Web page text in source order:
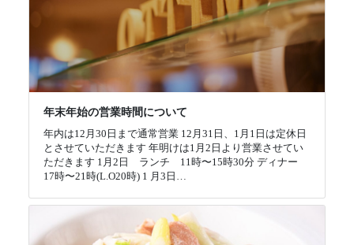
年末年始の営業時間について
年内は12月30日まで通常営業 12月31日、1月1日は定休日
とさせていただきます 年明けは1月2日より営業させてい
ただきます 1月2日 ランチ 11時〜15時30分 ディナー
17時〜21時(L.O20時) 1 月3日…